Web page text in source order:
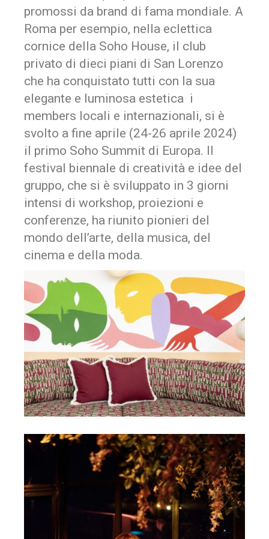
promossi da brand di fama mondiale. A
Roma per esempio, nella eclettica
cornice della Soho House, il club
privato di dieci piani di San Lorenzo
che ha conquistato tutti con la sua
elegante e luminosa estetica i
members locali e internazionali, si è
svolto a fine aprile (24-26 aprile 2024)
il primo Soho Summit di Europa. Il
festival biennale di creatività e idee del
gruppo, che si è sviluppato in 3 giorni
intensi di workshop, proiezioni e
conferenze, ha riunito pionieri del
mondo dell’arte, della musica, del
cinema e della moda.